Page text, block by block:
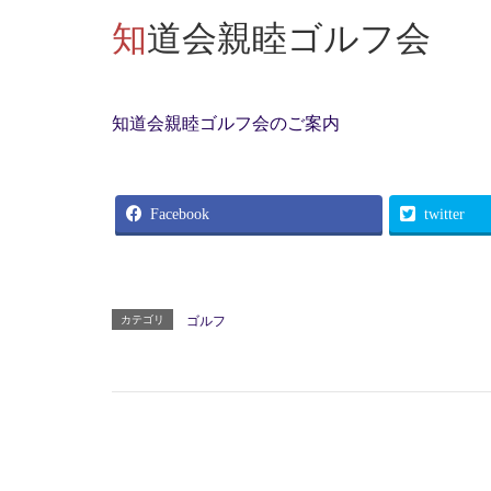
知道会親睦ゴルフ会
知道会親睦ゴルフ会のご案内
Facebook twitter
カテゴリ ゴルフ